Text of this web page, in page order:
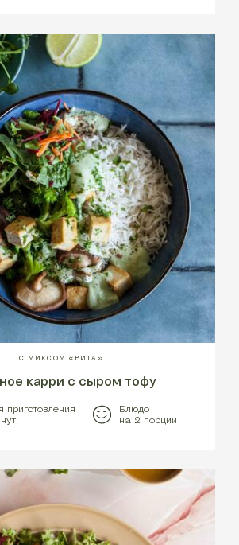
С МИКСОМ «ВИТА»
карри с сыром тофу
приготовления
Блюдо
на 2 порции